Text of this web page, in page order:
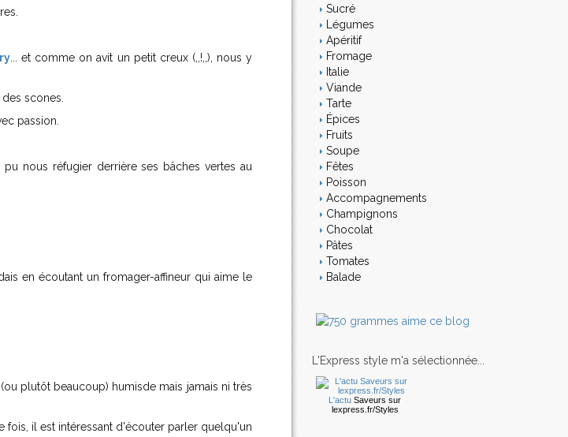
... et comme on avit un petit creux (,,!,,), nous y
scones.
passion.
nous réfugier derrière ses bâches vertes au
en écoutant un fromager-affineur qui aime le
plutôt beaucoup) humisde mais jamais ni très
fois, il est intéressant d'écouter parler quelqu'un
Sucré
Légumes
Apéritif
Fromage
Italie
Viande
Tarte
Épices
Fruits
Soupe
Fêtes
Poisson
Accompagnements
Champignons
Chocolat
Pâtes
Tomates
Balade
L'Express style m'a sélectionnée...
L'actu Saveurs sur
lexpress.fr/Styles